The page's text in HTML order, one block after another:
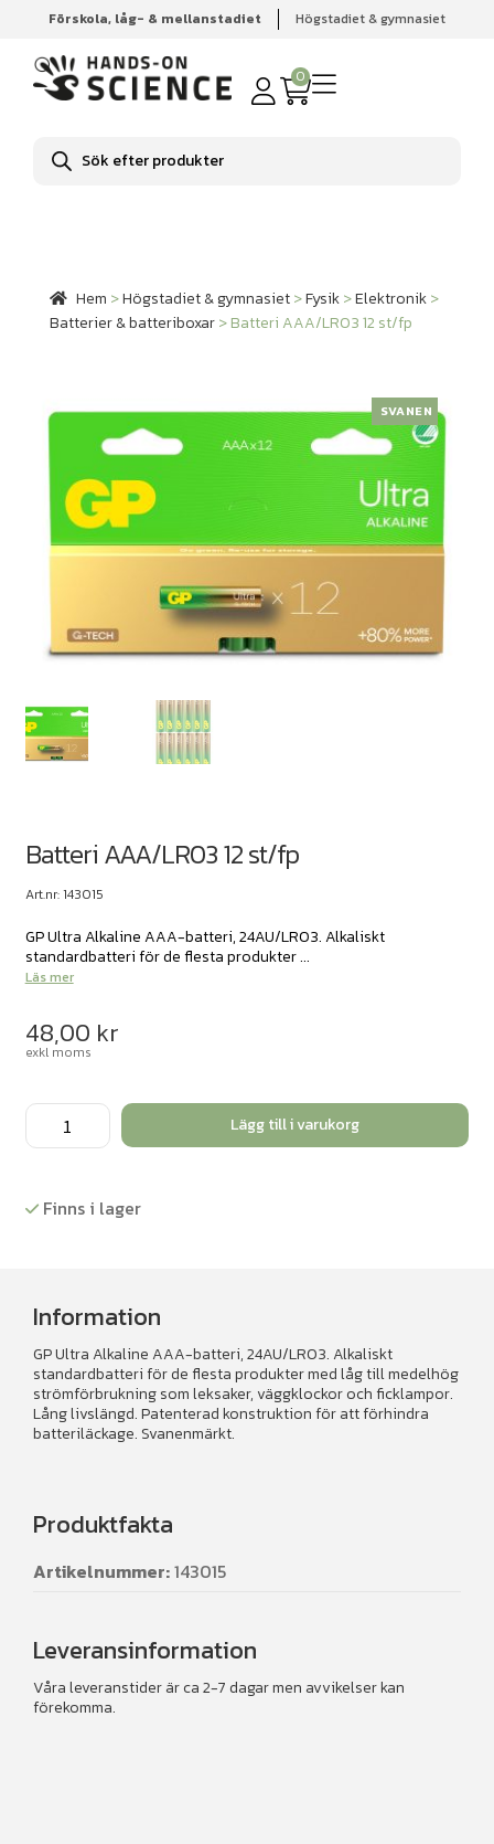
Förskola, låg- & mellanstadiet Högstadiet & gymnasiet
0
Produktsökning
Hem Högstadiet & gymnasiet Fysik
Elektronik
Batterier & batteriboxar
Hem >Högstadiet & gymnasiet>Fysik>Elektronik>
Batterier & batteriboxar>Batteri AAA/LR03 12 st/fp
SVANEN
Batteri AAA/LR03 12 st/fp
Art.nr: 143015
GP Ultra Alkaline AAA-batteri, 24AU/LR03. Alkaliskt
standardbatteri för de flesta produkter ...
Läs mer
48,00 kr
exkl moms
Batteri
AAA/LR03
st/fp
Lägg till i varukorg
Finns i lager
Information
GP Ultra Alkaline AAA-batteri, 24AU/LR03. Alkaliskt
standardbatteri för de flesta produkter med låg till medelhög
strömförbrukning som leksaker, väggklockor och ficklampor.
Lång livslängd. Patenterad konstruktion för att förhindra
batteriläckage. Svanenmärkt.
Produktfakta
Artikelnummer:143015
Leveransinformation
Våra leveranstider är ca 2-7 dagar men avvikelser kan
förekomma.